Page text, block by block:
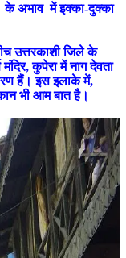
अभाव में इक्का-दुक्का
उत्तरकाशी जिले के
कुपेरा में नाग देवता
हैं। इस इलाके में,
भी आम बात है।